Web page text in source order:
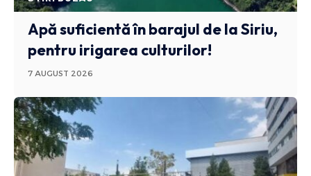
Apă suficientă în barajul de la Siriu,
pentru irigarea culturilor!
7 AUGUST 2026